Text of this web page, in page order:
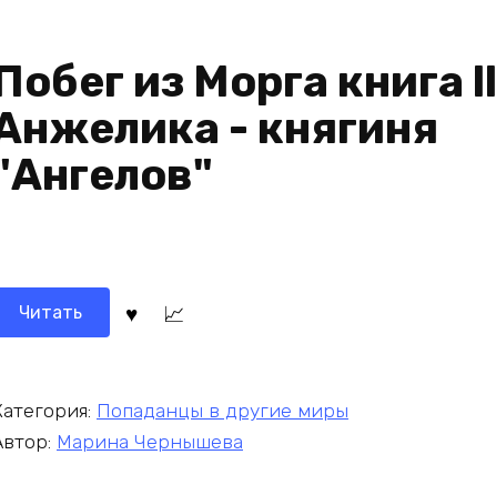
из Морга книга ll
- княгиня
Читать
Попаданцы в другие миры
Марина Чернышева